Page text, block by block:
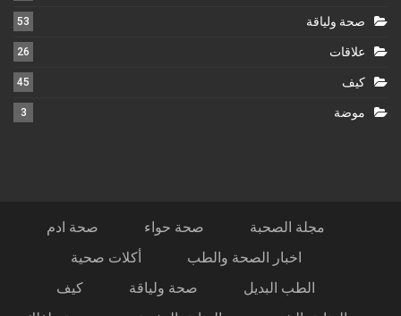
صحة ولياقة 53
علاقات 26
كيف 45
موضة 3
مجلة الصحبة صحة حواء
صحة ادم
اخبار الصحة والطب
أكلات صحية
الطب البديل
صحة ولياقة
كيف